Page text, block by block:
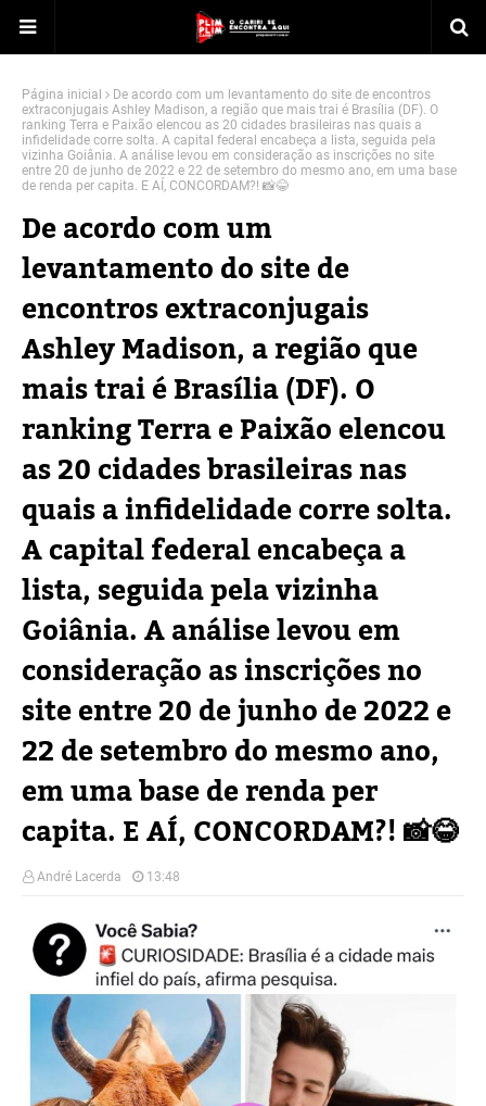
Página inicial
De acordo com um levantamento do site de encontros
extraconjugais Ashley Madison, a região que mais trai é Brasília (DF). O
ranking Terra e Paixão elencou as 20 cidades brasileiras nas quais a
infidelidade corre solta. A capital federal encabeça a lista, seguida pela
vizinha Goiânia. A análise levou em consideração as inscrições no site
entre 20 de junho de 2022 e 22 de setembro do mesmo ano, em uma base
de renda per capita. E AÍ, CONCORDAM?! 📸😂
De acordo com um
levantamento do site de
encontros extraconjugais
Ashley Madison, a região que
mais trai é Brasília (DF). O
ranking Terra e Paixão elencou
as 20 cidades brasileiras nas
quais a infidelidade corre solta.
A capital federal encabeça a
lista, seguida pela vizinha
Goiânia. A análise levou em
consideração as inscrições no
site entre 20 de junho de 2022 e
22 de setembro do mesmo ano,
em uma base de renda per
capita. E AÍ, CONCORDAM?! 📸😂
André Lacerda 13:48